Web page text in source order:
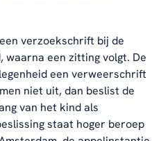
verzoekschrift bij de
waarna een zitting volgt. De
een verweerschrift
niet uit, dan beslist de
van het kind als
staat hoger beroep